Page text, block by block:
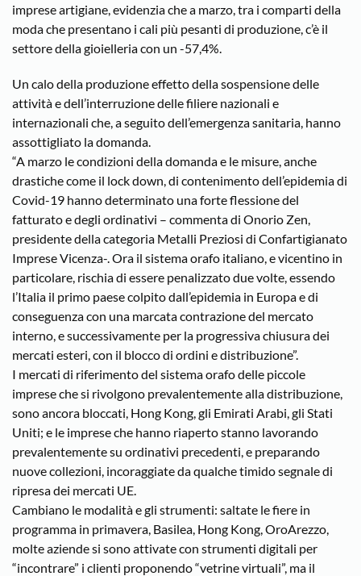
imprese artigiane, evidenzia che a marzo, tra i comparti della
moda che presentano i cali più pesanti di produzione, c’è il
settore della gioielleria con un -57,4%.
Un calo della produzione effetto della sospensione delle
attività e dell’interruzione delle filiere nazionali e
internazionali che, a seguito dell’emergenza sanitaria, hanno
assottigliato la domanda.
“A marzo le condizioni della domanda e le misure, anche
drastiche come il lock down, di contenimento dell’epidemia di
Covid-19 hanno determinato una forte flessione del
fatturato e degli ordinativi – commenta di Onorio Zen,
presidente della categoria Metalli Preziosi di Confartigianato
Imprese Vicenza-. Ora il sistema orafo italiano, e vicentino in
particolare, rischia di essere penalizzato due volte, essendo
l’Italia il primo paese colpito dall’epidemia in Europa e di
conseguenza con una marcata contrazione del mercato
interno, e successivamente per la progressiva chiusura dei
mercati esteri, con il blocco di ordini e distribuzione”.
I mercati di riferimento del sistema orafo delle piccole
imprese che si rivolgono prevalentemente alla distribuzione,
sono ancora bloccati, Hong Kong, gli Emirati Arabi, gli Stati
Uniti; e le imprese che hanno riaperto stanno lavorando
prevalentemente su ordinativi precedenti, e preparando
nuove collezioni, incoraggiate da qualche timido segnale di
ripresa dei mercati UE.
Cambiano le modalità e gli strumenti: saltate le fiere in
programma in primavera, Basilea, Hong Kong, OroArezzo,
molte aziende si sono attivate con strumenti digitali per
“incontrare” i clienti proponendo “vetrine virtuali”, ma il